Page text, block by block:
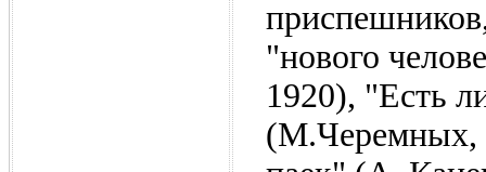
"нового
1920), "Есть
(М.Черемных,